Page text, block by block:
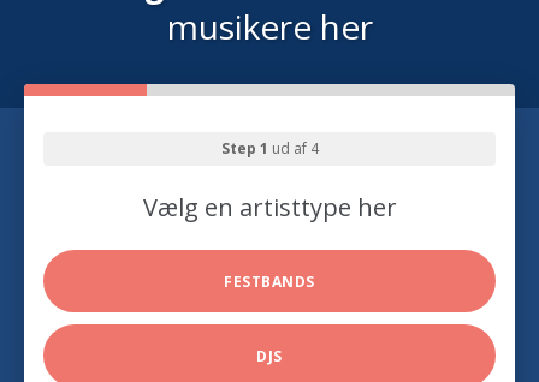
musikere her
Step 1 ud af 4
Vælg en artisttype her
FESTBANDS
DJS